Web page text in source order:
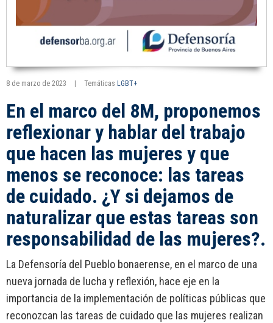
8 de marzo de 2023 Temáticas LGBT+
En el marco del 8M, proponemos
reflexionar y hablar del trabajo
que hacen las mujeres y que
menos se reconoce: las tareas
de cuidado. ¿Y si dejamos de
naturalizar que estas tareas son
responsabilidad de las mujeres?.
La Defensoría del Pueblo bonaerense, en el marco de una
nueva jornada de lucha y reflexión, hace eje en la
importancia de la implementación de políticas públicas que
reconozcan las tareas de cuidado que las mujeres realizan